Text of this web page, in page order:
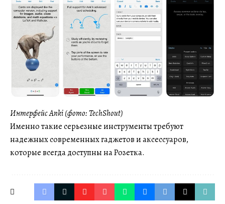
Интерфейс Anki (фото: TechShout)
Именно такие серьезные инструменты требуют
надежных современных гаджетов и аксессуаров,
которые всегда доступны на Розетка.